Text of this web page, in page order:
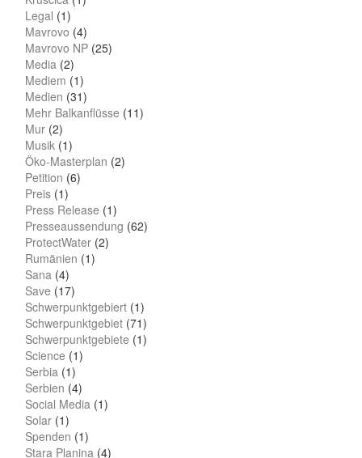
Legal (1)
Mavrovo (4)
Mavrovo NP (25)
Media (2)
Mediem (1)
Medien (31)
Mehr Balkanflüsse (11)
Mur (2)
Musik (1)
Öko-Masterplan (2)
Petition (6)
Preis (1)
Press Release (1)
Presseaussendung (62)
ProtectWater (2)
Rumänien (1)
Sana (4)
Save (17)
Schwerpunktgebiert (1)
Schwerpunktgebiet (71)
Schwerpunktgebiete (1)
Science (1)
Serbia (1)
Serbien (4)
Social Media (1)
Solar (1)
Spenden (1)
Stara Planina (4)